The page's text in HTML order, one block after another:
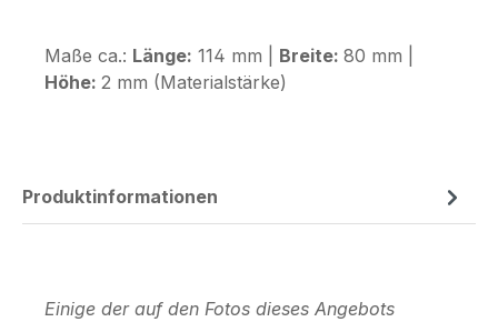
Maße ca.: Länge: 114 mm | Breite: 80 mm |
Höhe: 2 mm (Materialstärke)
Produktinformationen
Einige der auf den Fotos dieses Angebots